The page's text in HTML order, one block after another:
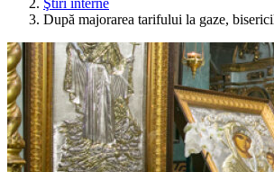
Ştiri interne
După majorarea tarifului la gaze,